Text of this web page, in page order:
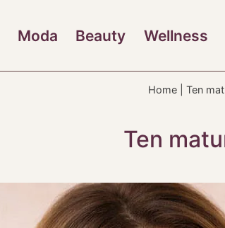
Moda Beauty Wellness
Home| Ten
Ten